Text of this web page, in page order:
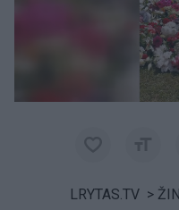
LRYTAS.TV >